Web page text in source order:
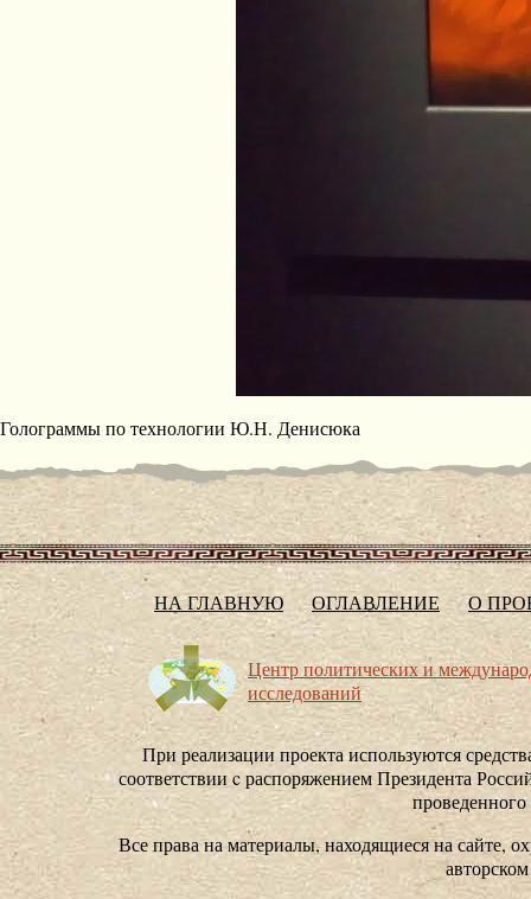
Голограммы по технологии Ю.Н. Денисюка
НА ГЛАВНУЮ ОГЛАВЛЕНИЕ О
Центр политических и
исследований
При реализации проекта используются
соответствии c распоряжением Президента
Все права на материалы, находящиеся на сайте,